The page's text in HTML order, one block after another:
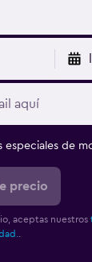
especiales de
precio
aceptas nuestros